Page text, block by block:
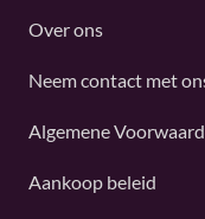
Over ons
Neem contact met
Algemene
Aankoop beleid